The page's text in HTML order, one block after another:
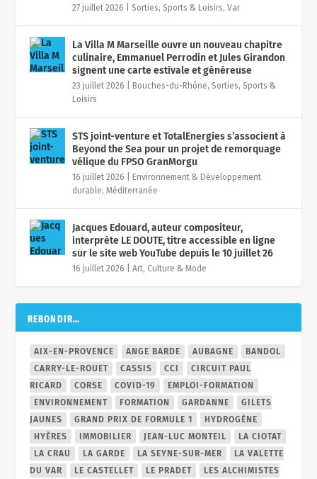
27 juillet 2026 |Sorties, Sports & Loisirs,Var
La Villa M Marseille ouvre un nouveau chapitre
culinaire, Emmanuel Perrodin et Jules Girandon
signent une carte estivale et généreuse
23 juillet 2026 Bouches-du-Rhône,Sorties, Sports &
Loisirs
STS joint-venture et TotalEnergies s’associent à
Beyond the Sea pour un projet de remorquage
vélique du FPSO GranMorgu
16 juillet 2026
Environnement & Développement
durable,Méditerranée
Jacques Edouard, auteur compositeur,
interprète LE DOUTE, titre accessible en ligne
sur le site web YouTube depuis le 10 juillet 26
16 juillet 2026 |Art, Culture & Mode
REBONDIR…
AIX-EN-PROVENCE ANGE BARDE AUBAGNE
BANDOL
CARRY-LE-ROUET
CASSIS CCI
CIRCUIT PAUL
RICARD
CORSE COVID-19
EMPLOI-FORMATION
ENVIRONNEMENT
FORMATION GARDANNE
GILETS
JAUNES
GRAND PRIX DE FORMULE 1
HYDROGÈNE
HYÈRES
IMMOBILIER JEAN-LUC MONTEIL
LA CIOTAT
LA CRAU
LA GARDE LA SEYNE-SUR-MER
LA VALETTE
DU VAR
LE CASTELLET LE PRADET
LES ALCHIMISTES